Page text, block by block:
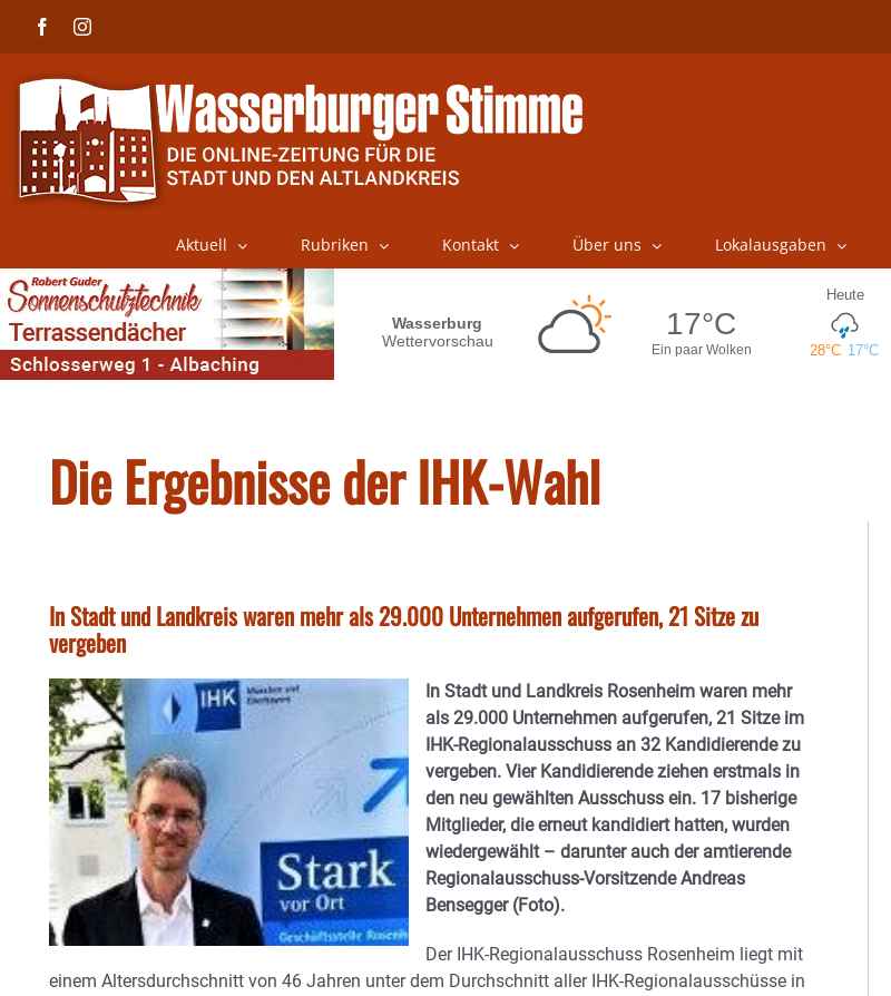
FacebookInstagram
Aktuell Rubriken Kontakt Über uns Lokalausgaben
Die Ergebnisse der IHK-Wahl
In Stadt und Landkreis waren mehr als 29.000 Unternehmen aufgerufen, 21 Sitze zu
vergeben
In Stadt und Landkreis Rosenheim waren mehr
als 29.000 Unternehmen aufgerufen, 21 Sitze im
IHK-Regionalausschuss an 32 Kandidierende zu
vergeben. Vier Kandidierende ziehen erstmals in
den neu gewählten Ausschuss ein. 17 bisherige
Mitglieder, die erneut kandidiert hatten, wurden
wiedergewählt – darunter auch der amtierende
Regionalausschuss-Vorsitzende Andreas
Bensegger (Foto).
Der IHK-Regionalausschuss Rosenheim liegt mit
einem Altersdurchschnitt von 46 Jahren unter dem Durchschnitt aller IHK-Regionalausschüsse in